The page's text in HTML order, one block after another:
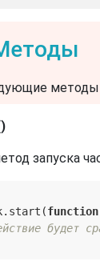
методы
запуска
function
будет